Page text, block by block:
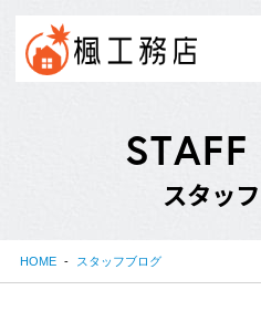
STAFF
スタッフ
HOME スタッフブログ